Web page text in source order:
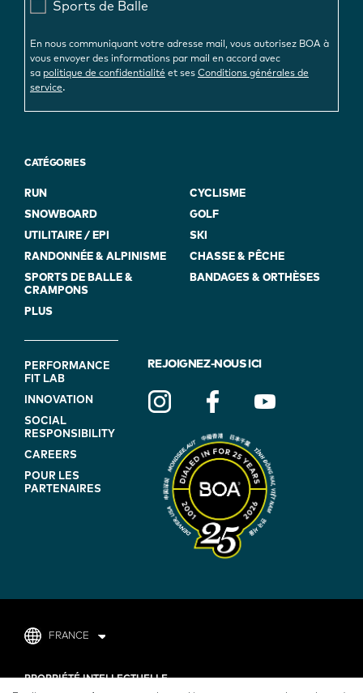
Sports de Balle
En nous communiquant votre adresse mail, vous autorisez BOA à
vous envoyer des informations par mail en accord avec
sa politique de confidentialité et ses Conditions générales de
service.
CATÉGORIES
RUN
CYCLISME
SNOWBOARD
GOLF
UTILITAIRE / EPI
SKI
RANDONNÉE & ALPINISME
CHASSE & PÊCHE
SPORTS DE BALLE &
CRAMPONS
BANDAGES & ORTHÈSES
PLUS
FOOTER
NAVIGATION
(ON
BLUE)
PERFORMANCE
FIT LAB
INNOVATION
SOCIAL
RESPONSIBILITY
CAREERS
POUR LES
PARTENAIRES
REJOIGNEZ-NOUS ICI
FOOTER
PROPRIÉTÉ INTELLECTUELLE
FRANCE